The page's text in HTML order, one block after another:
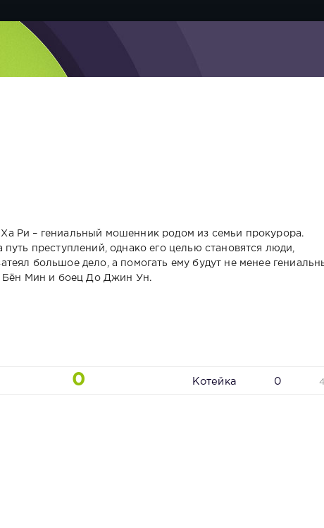
Ри – гениальный мошенник родом из семьи прокурора.
преступлений, однако его целью становятся люди,
большое дело, а помогать ему будут не менее
Бён Мин и боец До Джин Ун.
0 Котейка 0